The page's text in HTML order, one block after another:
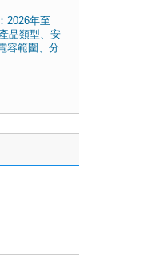
2026年至
品類型、安
容範圍、分